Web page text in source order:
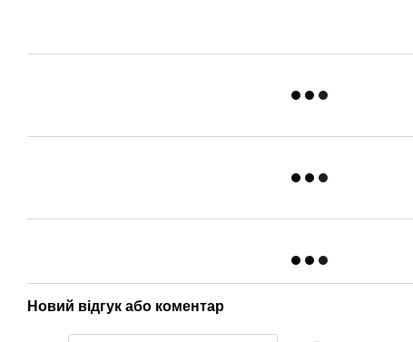
Новий відгук або коментар